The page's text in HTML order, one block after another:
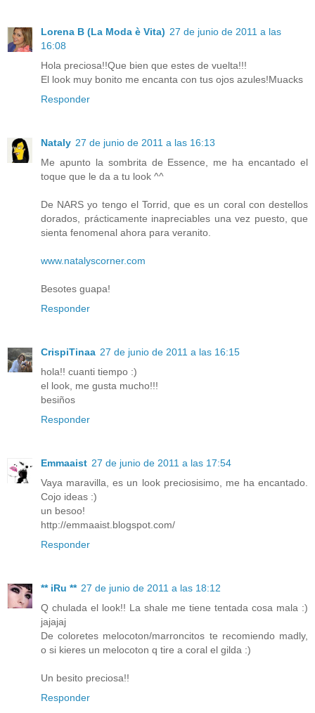
Lorena B (La Moda è Vita) 27 de junio de 2011 a las
16:08
Hola preciosa!!Que bien que estes de vuelta!!!
El look muy bonito me encanta con tus ojos azules!Muacks
Responder
Nataly 27 de junio de 2011 a las 16:13
Me apunto la sombrita de Essence, me ha encantado el
toque que le da a tu look ^^
De NARS yo tengo el Torrid, que es un coral con destellos
dorados, prácticamente inapreciables una vez puesto, que
sienta fenomenal ahora para veranito.
www.natalyscorner.com
Besotes guapa!
Responder
CrispiTinaa 27 de junio de 2011 a las 16:15
hola!! cuanti tiempo :)
el look, me gusta mucho!!!
besiños
Responder
Emmaaist 27 de junio de 2011 a las 17:54
Vaya maravilla, es un look preciosisimo, me ha encantado.
Cojo ideas :)
un besoo!
http://emmaaist.blogspot.com/
Responder
** iRu ** 27 de junio de 2011 a las 18:12
Q chulada el look!! La shale me tiene tentada cosa mala :)
jajajaj
De coloretes melocoton/marroncitos te recomiendo madly,
o si kieres un melocoton q tire a coral el gilda :)
Un besito preciosa!!
Responder